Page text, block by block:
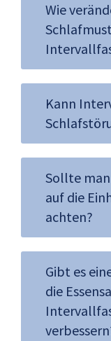
Wie
Kann
Sollte
auf die
achten?
Gibt es
die